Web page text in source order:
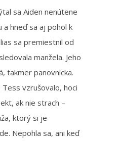
sa Aiden nenútene
hneď sa aj pohol k
sa premiestnil od
manžela. Jeho
takmer panovnícka.
vzrušovalo, hoci
ak nie strach –
ktorý si je
Nepohla sa, ani keď